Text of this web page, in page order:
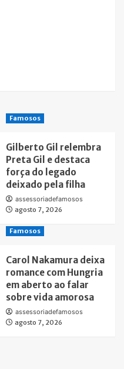
Famosos
Gilberto Gil relembra
Preta Gil e destaca
força do legado
deixado pela filha
assessoriadefamosos
agosto 7, 2026
Famosos
Carol Nakamura deixa
romance com Hungria
em aberto ao falar
sobre vida amorosa
assessoriadefamosos
agosto 7, 2026